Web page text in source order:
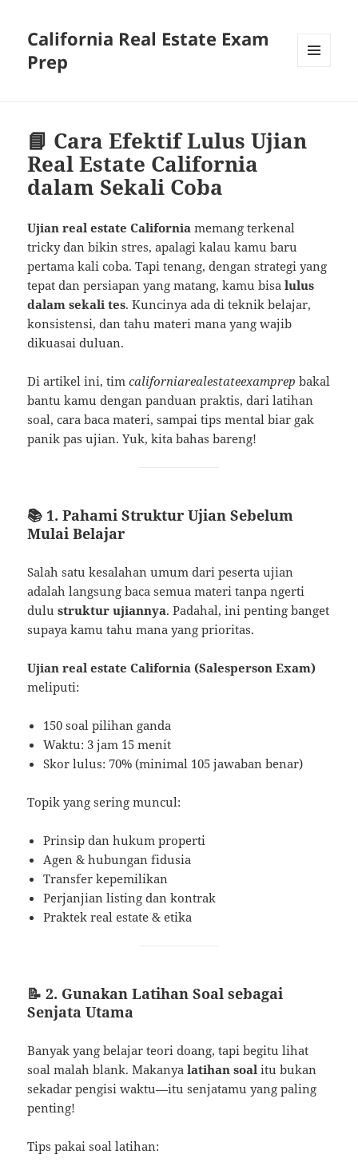
California Real Estate Exam
Prep
📘 Cara Efektif Lulus Ujian
Real Estate California
dalam Sekali Coba
Ujian real estate California memang terkenal
tricky dan bikin stres, apalagi kalau kamu baru
pertama kali coba. Tapi tenang, dengan strategi yang
tepat dan persiapan yang matang, kamu bisalulus
dalam sekali tes. Kuncinya ada di teknik belajar,
konsistensi, dan tahu materi mana yang wajib
dikuasai duluan.
Di artikel ini, timcaliforniarealestateexamprep bakal
bantu kamu dengan panduan praktis, dari latihan
soal, cara baca materi, sampai tips mental biar gak
panik pas ujian. Yuk, kita bahas bareng!
📚 1. Pahami Struktur Ujian Sebelum
Mulai Belajar
Salah satu kesalahan umum dari peserta ujian
adalah langsung baca semua materi tanpa ngerti
dulustruktur ujiannya. Padahal, ini penting banget
supaya kamu tahu mana yang prioritas.
Ujian real estate California (Salesperson Exam)
meliputi:
150 soal pilihan ganda
Waktu: 3 jam 15 menit
Skor lulus: 70% (minimal 105 jawaban benar)
Topik yang sering muncul:
Prinsip dan hukum properti
Agen & hubungan fidusia
Transfer kepemilikan
Perjanjian listing dan kontrak
Praktek real estate & etika
📝 2. Gunakan Latihan Soal sebagai
Senjata Utama
Banyak yang belajar teori doang, tapi begitu lihat
soal malah blank. Makanyalatihan soal itu bukan
sekadar pengisi waktu—itu senjatamu yang paling
penting!
Tips pakai soal latihan: